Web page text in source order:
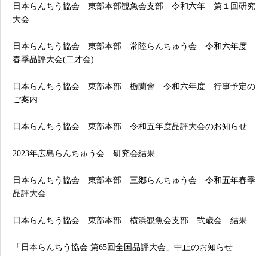
日本らんちう協会 東部本部観魚会支部 令和六年 第１回研究
大会
日本らんちう協会 東部本部 常陸らんちゅう会 令和六年度
春季品評大会(二才会)…
日本らんちう協会 東部本部 栃蘭會 令和六年度 行事予定の
ご案内
日本らんちう協会 東部本部 令和五年度品評大会のお知らせ
2023年広島らんちゅう会 研究会結果
日本らんちう協会 東部本部 三鄕らんちゅう会 令和五年春季
品評大会
日本らんちう協会 東部本部 横浜観魚会支部 弐歳会 結果
「日本らんちう協会 第65回全国品評大会」中止のお知らせ